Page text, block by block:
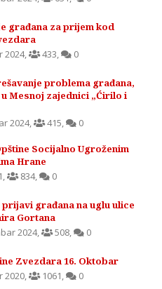
građana za prijem kod
2024, 433, 0
problema građana,
Mesnoj zajednici „Ćirilo i
2024, 415, 0
Socijalno Ugroženim
Hrane
, 834, 0
građana na uglu ulice
Gortana
2024, 508, 0
Zvezdara 16. Oktobar
2020, 1061, 0